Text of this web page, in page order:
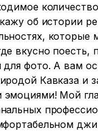
об истории
которые
вкусно поесть,
фото. А вам
Кавказа и
эмоциями! Мой